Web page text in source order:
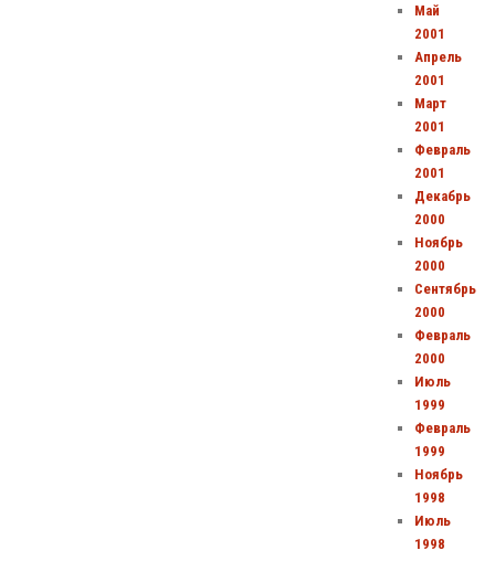
Май
2001
Апрель
2001
Март
2001
Февраль
2001
Декабрь
2000
Ноябрь
2000
Сентябрь
2000
Февраль
2000
Июль
1999
Февраль
1999
Ноябрь
1998
Июль
1998